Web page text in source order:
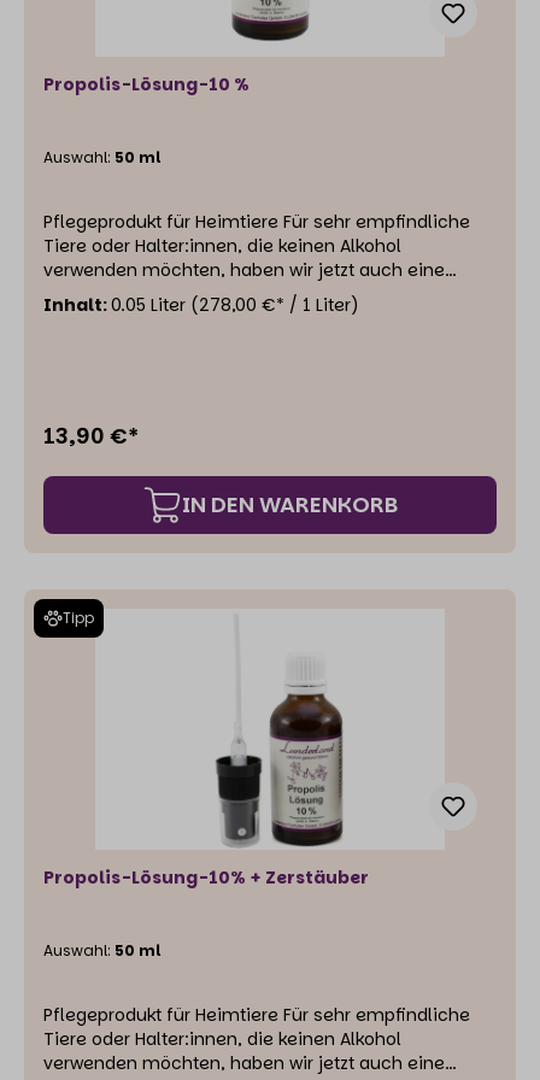
Propolis-Lösung-10 %
Auswahl: 50 ml
Pflegeprodukt für Heimtiere Für sehr empfindliche
Tiere oder Halter:innen, die keinen Alkohol
verwenden möchten, haben wir jetzt auch eine
wässrige Propolis Lösung (10 %) im Sortiment.
Dieses Produkt lässt sich gut mit einem Sprühkopf
Glycerin oder Macrogol (üblich bei in Wasser
Anwendung ist die wässrige Lösung mit der
alkoholischen Tinktur vergleichbar, allerdings ist sie
etwas weniger konzentriert. Auch die Lösung bietet
aufgetragen, haftet das Propolis sehr gut. Wasser
bindet das Propolis nicht ganz so gut wie Alkohol.
Dies führt dazu, dass die Propolis mit der Zeit etwas
ausflockt, was die Wirksamkeit aber nicht
beeinträchtigt. Die Flasche sollte daher vor
Gebrauch aufgeschüttelt werden. Weitere
Informationen finden Sie unter :Propolis: Warum und
Inhalt:0.05 Liter (278,00 €* / 1 Liter)
13,90 €*
IN DEN WARENKORB
Tipp
Propolis-Lösung-10% + Zerstäuber
Auswahl: 50 ml
Pflegeprodukt für Heimtiere Für sehr empfindliche
Tiere oder Halter:innen, die keinen Alkohol
verwenden möchten, haben wir jetzt auch eine